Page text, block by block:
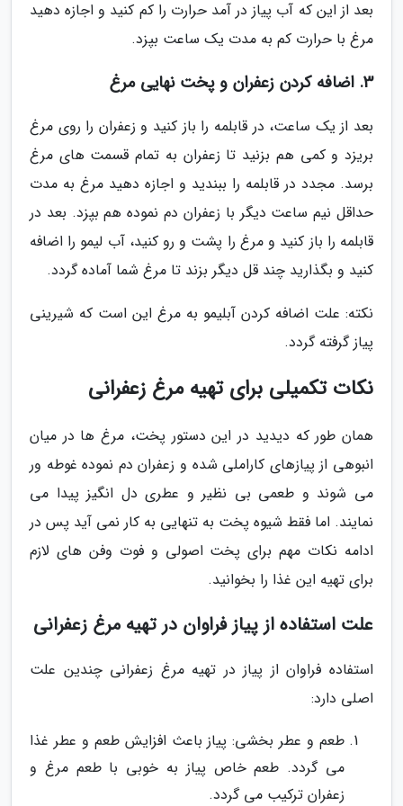
بعد از این که آب پیاز در آمد حرارت را کم کنید و اجازه دهید
مرغ با حرارت کم به مدت یک ساعت بپزد.
3. اضافه کردن زعفران و پخت نهایی مرغ
بعد از یک ساعت، در قابلمه را باز کنید و زعفران را روی مرغ
بریزد و کمی هم بزنید تا زعفران به تمام قسمت های مرغ
برسد. مجدد در قابلمه را ببندید و اجازه دهید مرغ به مدت
حداقل نیم ساعت دیگر با زعفران دم نموده هم بپزد. بعد در
قابلمه را باز کنید و مرغ را پشت و رو کنید، آب لیمو را اضافه
کنید و بگذارید چند قل دیگر بزند تا مرغ شما آماده گردد.
نکته: علت اضافه کردن آبلیمو به مرغ این است که شیرینی
پیاز گرفته گردد.
نکات تکمیلی برای تهیه مرغ زعفرانی
همان طور که دیدید در این دستور پخت، مرغ ها در میان
انبوهی از پیازهای کاراملی شده و زعفران دم نموده غوطه ور
می شوند و طعمی بی نظیر و عطری دل انگیز پیدا می
نمایند. اما فقط شیوه پخت به تنهایی به کار نمی آید پس در
ادامه نکات مهم برای پخت اصولی و فوت وفن های لازم
برای تهیه این غذا را بخوانید.
علت استفاده از پیاز فراوان در تهیه مرغ زعفرانی
استفاده فراوان از پیاز در تهیه مرغ زعفرانی چندین علت
اصلی دارد:
طعم و عطر بخشی: پیاز باعث افزایش طعم و عطر غذا
می گردد. طعم خاص پیاز به خوبی با طعم مرغ و
زعفران ترکیب می گردد.